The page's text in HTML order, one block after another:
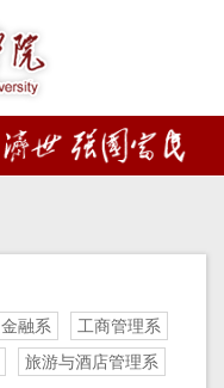
金融系
工商管理系
旅游与酒店管理系